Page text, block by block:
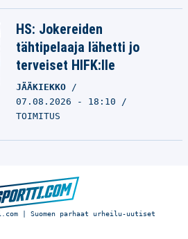
HS: Jokereiden
tähtipelaaja lähetti jo
terveiset HIFK:lle
JÄÄKIEKKO
07.08.2026 - 18:10
TOIMITUS
| Suomen parhaat urheilu-uutiset